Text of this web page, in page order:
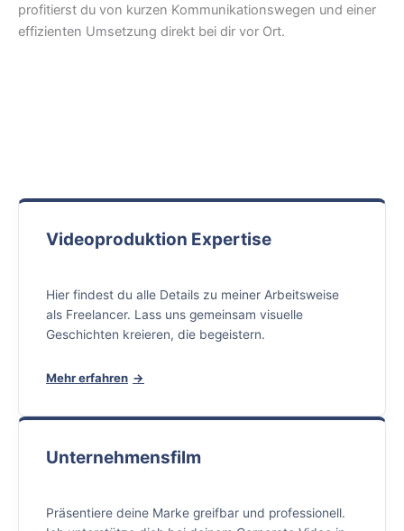
profitierst du von kurzen Kommunikationswegen und einer
effizienten Umsetzung direkt bei dir vor Ort.
Videoproduktion Expertise
Hier findest du alle Details zu meiner Arbeitsweise
als Freelancer. Lass uns gemeinsam visuelle
Geschichten kreieren, die begeistern.
Mehr erfahren
Unternehmensfilm
Präsentiere deine Marke greifbar und professionell.